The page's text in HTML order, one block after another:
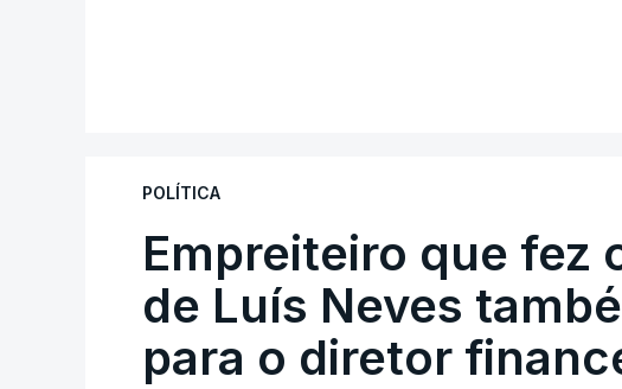
POLÍTICA
Empreiteiro que fez
de Luís Neves
para o diretor